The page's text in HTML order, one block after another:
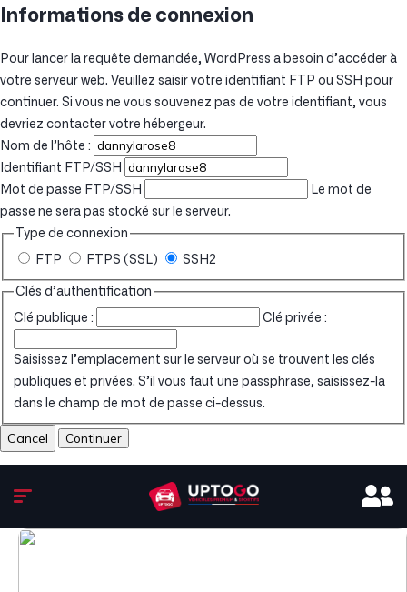
Informations de connexion
Pour lancer la requête demandée, WordPress a besoin d’accéder à
votre serveur web. Veuillez saisir votre identifiant FTP ou SSH pour
continuer. Si vous ne vous souvenez pas de votre identifiant, vous
devriez contacter votre hébergeur.
Nom de l’hôte :
Identifiant FTP/SSH
Mot de passe FTP/SSH
Le mot de
passe ne sera pas stocké sur le serveur.
Type de connexion
FTP FTPS (SSL) SSH2
Clés d’authentification
Clé publique : Clé privée :
Saisissez l’emplacement sur le serveur où se trouvent les clés
publiques et privées. S’il vous faut une passphrase, saisissez-la
dans le champ de mot de passe ci-dessus.
Cancel